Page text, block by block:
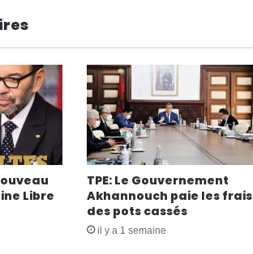
Libre
TPE: Le Gouvernement
Akhannouch paie les frais
des pots cassés
il y a 1 semaine